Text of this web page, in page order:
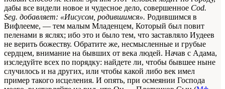
дабы все видели новое и чудесное дело, совершенное Cod.
Seg. добавляет: «Иисусом, родившимся». Родившимся в
Вифлееме, — тем малым Младенцем, Который был повит
пеленами в яслях; ибо это и было тем, что заставляло Иудеев
не верить божеству. Обратите же, несмысленные и грубые
сердцем, внимание на бывших от века людей. Начав с Адама,
изследуйте всех по порядку: найдете ли, чтобы бывшее ныне
случилось и на других, или чтобы какой либо век имел
пример такого исцеления. И опять, при осмеянии Господа